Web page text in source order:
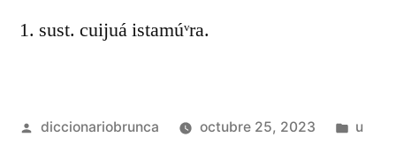
1. sust. cuijuá istamúᵛra.
diccionariobrunca octubre 25, 2023 u